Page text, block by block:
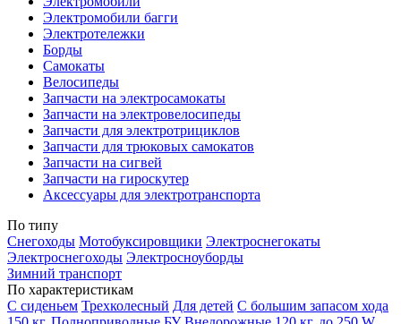
Электромобили багги
Электротележки
Борды
Самокаты
Велосипеды
Запчасти на электросамокаты
Запчасти на электровелосипеды
Запчасти для электротрициклов
Запчасти для трюковых самокатов
Запчасти на сигвей
Запчасти на гироскутер
Аксессуары для электротранспорта
По типу
Снегоходы Мотобуксировщики Электроснегокаты
Электроснегоходы Электросноуборды
Зимний транспорт
По характеристикам
С сиденьем Трехколесный Для детей С большим запасом хода